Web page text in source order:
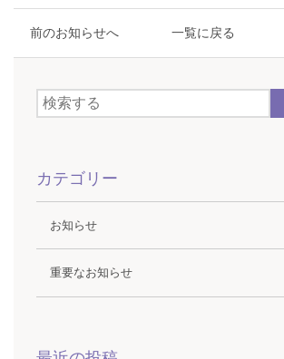
前のお知らせへ 一覧に戻る
カテゴリー
お知らせ
重要なお知らせ